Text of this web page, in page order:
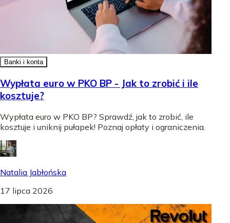
Banki i konta
Wypłata euro w PKO BP - Jak to zrobić i ile
kosztuje?
Wypłata euro w PKO BP? Sprawdź, jak to zrobić, ile
kosztuje i uniknij pułapek! Poznaj opłaty i ograniczenia.
Natalia Jabłońska
17 lipca 2026